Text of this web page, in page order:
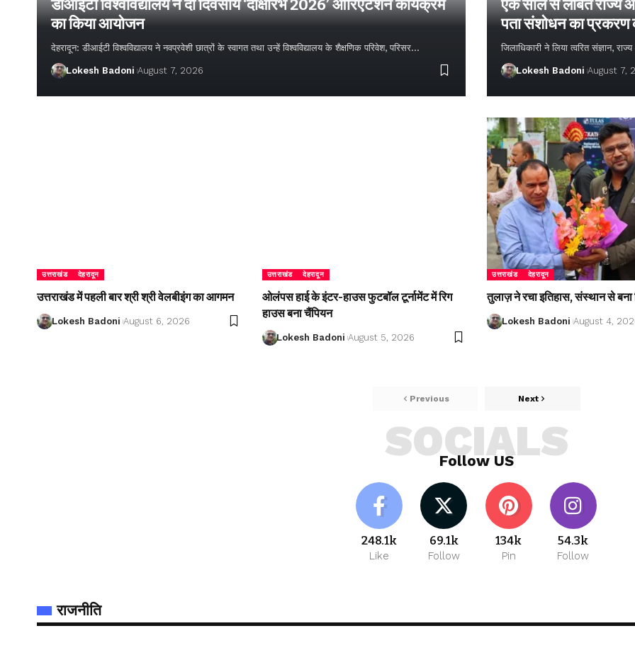
डीआईटी विश्वविद्यालय ने दो दिवसीय ‘दीक्षारंभ 2026’ ओरिएंटेशन कार्यक्रम
का किया आयोजन
देहरादून: डीआईटी विश्वविद्यालय ने नवप्रवेशी छात्रों के स्वागत तथा उन्हें विश्वविद्यालय के शैक्षणिक परिवेश, परिसर…
Lokesh Badoni August 7, 2026
एक साल से लंबित राज्य
पता संशोधन का प्रकरण
जिलाधिकारी ने लिया त्वरित संज्ञान,
Lokesh Badoni August 7,
उत्तराखंड देहरादून
उत्तराखंड में पहली बार श्री श्री वेलबीइंग का आगमन
Lokesh Badoni August 6, 2026
उत्तराखंड देहरादून
ओलंपस हाई के इंटर-हाउस फुटबॉल टूर्नामेंट में रिग
हाउस बना चैंपियन
Lokesh Badoni August 5, 2026
उत्तराखंड देहरादून
तुलाज़ ने रचा इतिहास, संस्थान से बना
Lokesh Badoni August 4,
Previous Next
Follow US
SOCIALS
248.1k
Like
69.1k
Follow
134k
Pin
54.3k
Follow
राजनीति